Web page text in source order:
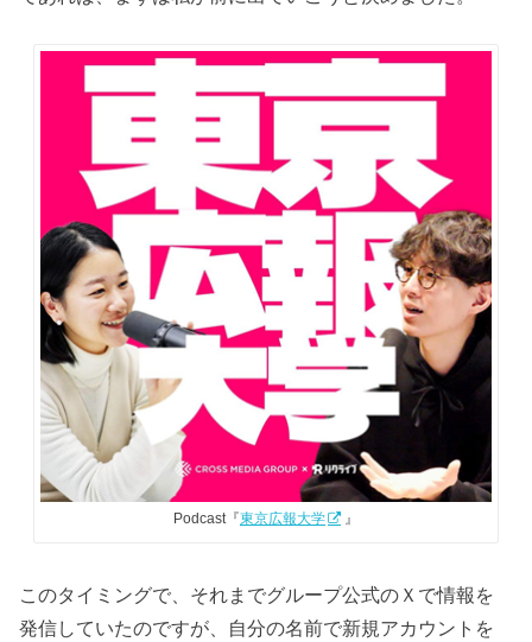
Podcast『東京広報大学 』
このタイミングで、それまでグループ公式のＸで情報を
発信していたのですが、自分の名前で新規アカウントを